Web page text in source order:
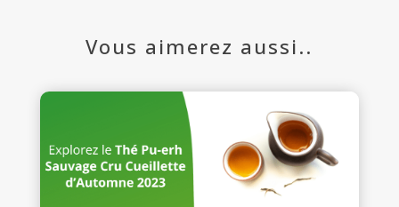
Vous aimerez aussi..